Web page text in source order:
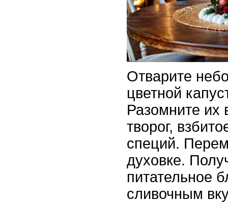
Отварите
цветной
Разомните их
творог,
специй.
духовке.
питательное
сливочным